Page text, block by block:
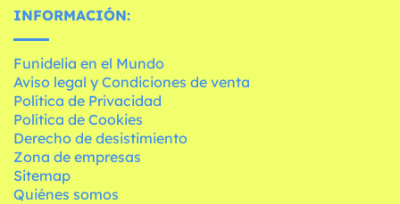
INFORMACIÓN:
Funidelia en el Mundo
Aviso legal y Condiciones de venta
Política de Privacidad
Política de Cookies
Derecho de desistimiento
Zona de empresas
Sitemap
Quiénes somos